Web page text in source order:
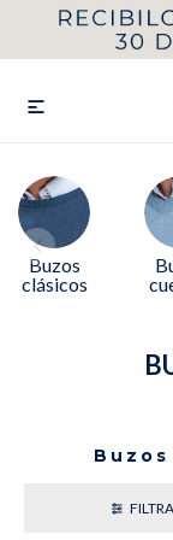

Buzos
clásicos
HASTA 40%OFF